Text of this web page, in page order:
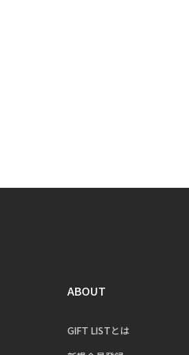
ABOUT
GIFT LISTとは